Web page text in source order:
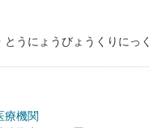
とうにょうびょうくりにっく
療機関